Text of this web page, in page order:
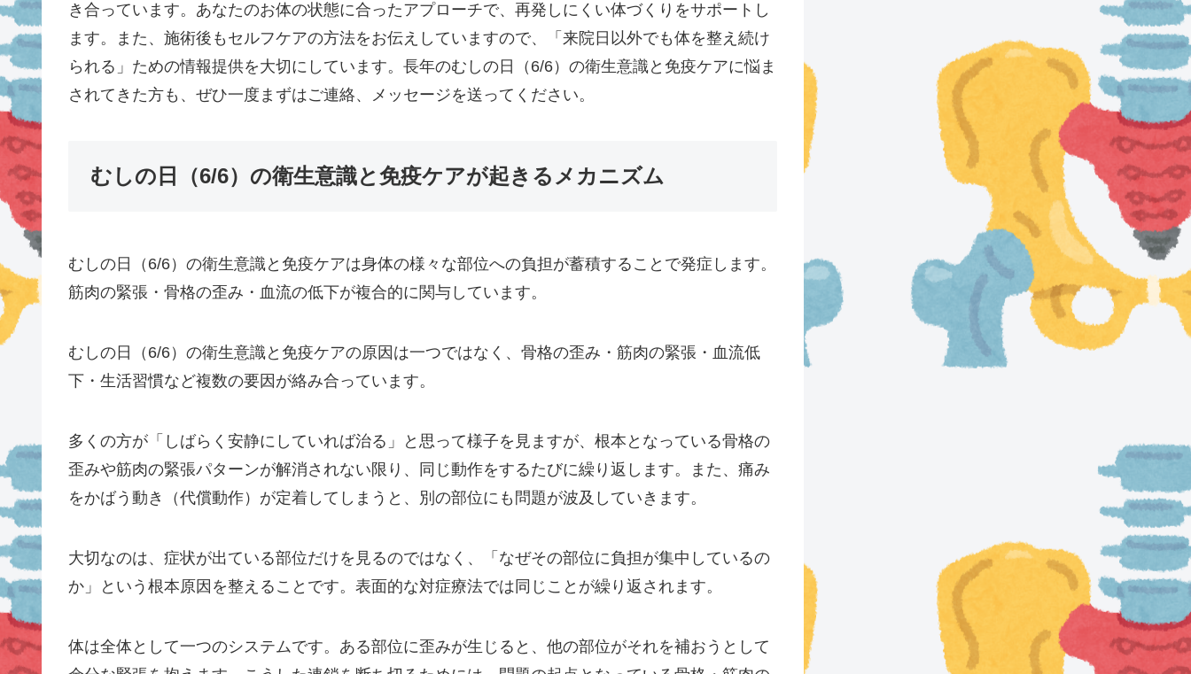
き合っています。あなたのお体の状態に合ったアプローチで、再発しにくい体づくりをサポートし
ます。また、施術後もセルフケアの方法をお伝えしていますので、「来院日以外でも体を整え続け
られる」ための情報提供を大切にしています。長年のむしの日（6/6）の衛生意識と免疫ケアに悩ま
されてきた方も、ぜひ一度まずはご連絡、メッセージを送ってください。
むしの日（6/6）の衛生意識と免疫ケアが起きるメカニズム
むしの日（6/6）の衛生意識と免疫ケアは身体の様々な部位への負担が蓄積することで発症します。
筋肉の緊張・骨格の歪み・血流の低下が複合的に関与しています。
むしの日（6/6）の衛生意識と免疫ケアの原因は一つではなく、骨格の歪み・筋肉の緊張・血流低
下・生活習慣など複数の要因が絡み合っています。
多くの方が「しばらく安静にしていれば治る」と思って様子を見ますが、根本となっている骨格の
歪みや筋肉の緊張パターンが解消されない限り、同じ動作をするたびに繰り返します。また、痛み
をかばう動き（代償動作）が定着してしまうと、別の部位にも問題が波及していきます。
大切なのは、症状が出ている部位だけを見るのではなく、「なぜその部位に負担が集中しているの
か」という根本原因を整えることです。表面的な対症療法では同じことが繰り返されます。
体は全体として一つのシステムです。ある部位に歪みが生じると、他の部位がそれを補おうとして